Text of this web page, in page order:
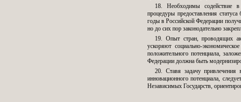
18. Необходимы содействие в
процедуры предоставления
годы в Российской Федерации
но до сих пор законодательно
19. Опыт стран, проводящих
ускоряют социально-
положительного потенциала,
Федерации должна быть
20. Ставя задачу привлечения
инновационного потенциала,
Независимых Государств,